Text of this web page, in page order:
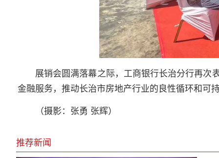
展销会圆满落幕之际，工商银行长治分行再次
金融服务，推动长治市房地产行业的良性循环和可
（摄影：张勇 张辉）
推荐新闻